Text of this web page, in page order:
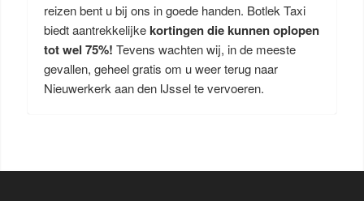
reizen bent u bij ons in goede handen. Botlek Taxi
biedt aantrekkelijkekortingen die kunnen oplopen
tot wel 75%! Tevens wachten wij, in de meeste
gevallen, geheel gratis om u weer terug naar
Nieuwerkerk aan den IJssel te vervoeren.